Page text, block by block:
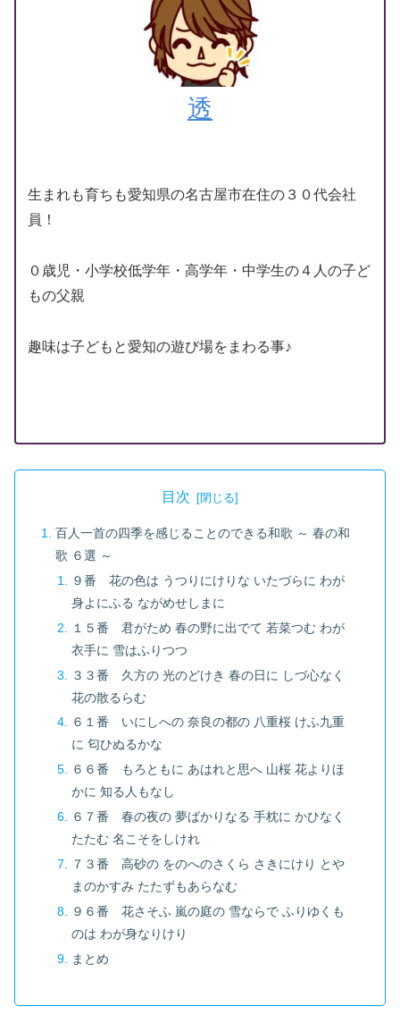
透
生まれも育ちも愛知県の名古屋市在住の３０代会社
員！
０歳児・小学校低学年・高学年・中学生の４人の子ど
もの父親
趣味は子どもと愛知の遊び場をまわる事♪
目次
百人一首の四季を感じることのできる和歌 ～ 春の和
歌 ６選 ～
９番 花の色は うつりにけりな いたづらに わが
身よにふる ながめせしまに
１５番 君がため 春の野に出でて 若菜つむ わが
衣手に 雪はふりつつ
３３番 久方の 光のどけき 春の日に しづ心なく
花の散るらむ
６１番 いにしへの 奈良の都の 八重桜 けふ九重
に 匂ひぬるかな
６６番 もろともに あはれと思へ 山桜 花よりほ
かに 知る人もなし
６７番 春の夜の 夢ばかりなる 手枕に かひなく
たたむ 名こそをしけれ
７３番 高砂の をのへのさくら さきにけり とや
まのかすみ たたずもあらなむ
９６番 花さそふ 嵐の庭の 雪ならで ふりゆくも
のは わが身なりけり
まとめ